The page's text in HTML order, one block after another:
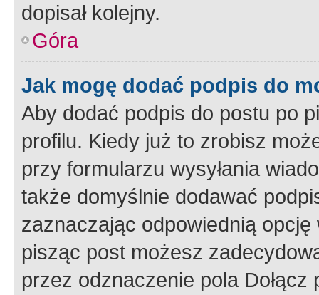
dopisał kolejny.
Góra
Jak mogę dodać podpis do
Aby dodać podpis do postu po
profilu. Kiedy już to zrobisz
przy formularzu wysyłania
także domyślnie dodawać
zaznaczając odpowiednią
pisząc post możesz
przez odznaczenie pola